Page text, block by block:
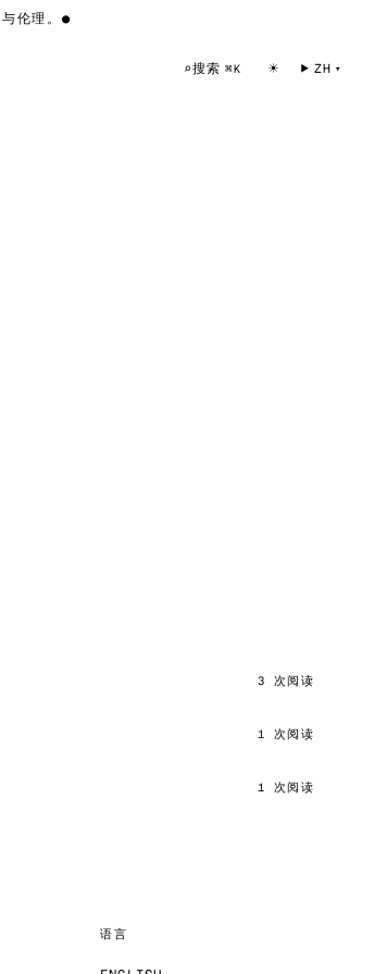
伦理。 ●
⌕搜索 ⌘K ☀ ZH
3 次阅读
1 次阅读
1 次阅读
语言